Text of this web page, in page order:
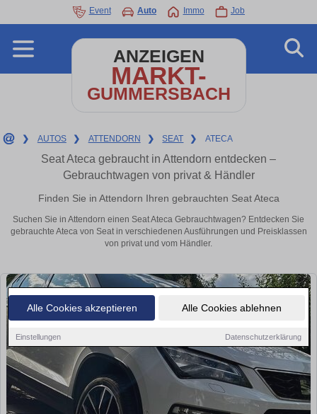
Alle Cookies akzeptieren Alle Cookies ablehnen
Einstellungen Datenschutzerklärung
Event Auto Immo Job
ANZEIGEN
MARKT-
GUMMERSBACH
❯ AUTOS ❯ ATTENDORN ❯ SEAT ❯ ATECA
Seat Ateca gebraucht in Attendorn entdecken –
Gebrauchtwagen von privat & Händler
Finden Sie in Attendorn Ihren gebrauchten Seat Ateca
Suchen Sie in Attendorn einen Seat Ateca Gebrauchtwagen? Entdecken Sie
gebrauchte Ateca von Seat in verschiedenen Ausführungen und Preisklassen
von privat und vom Händler.